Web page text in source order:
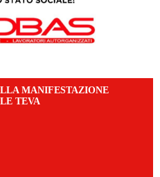
MANIFESTAZIONE
TEVA